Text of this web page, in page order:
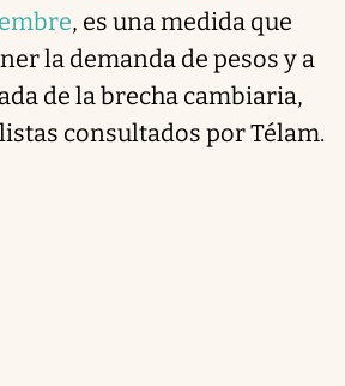
, es una medida que
la demanda de pesos y a
de la brecha cambiaria,
consultados por Télam.